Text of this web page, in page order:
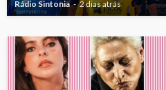
Rádio Sintonia 2 dias atrás